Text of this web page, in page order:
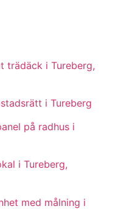
trädäck i Tureberg,
i Tureberg
på radhus i
i Tureberg,
med målning i